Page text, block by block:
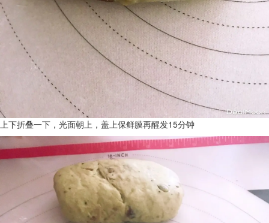
上下折叠一下，光面朝上，盖上保鲜膜再醒发15分钟